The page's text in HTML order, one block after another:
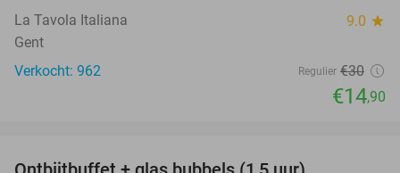
La Tavola Italiana 9.0 star
Gent
Verkocht: 962
Regulier €30
€14,90